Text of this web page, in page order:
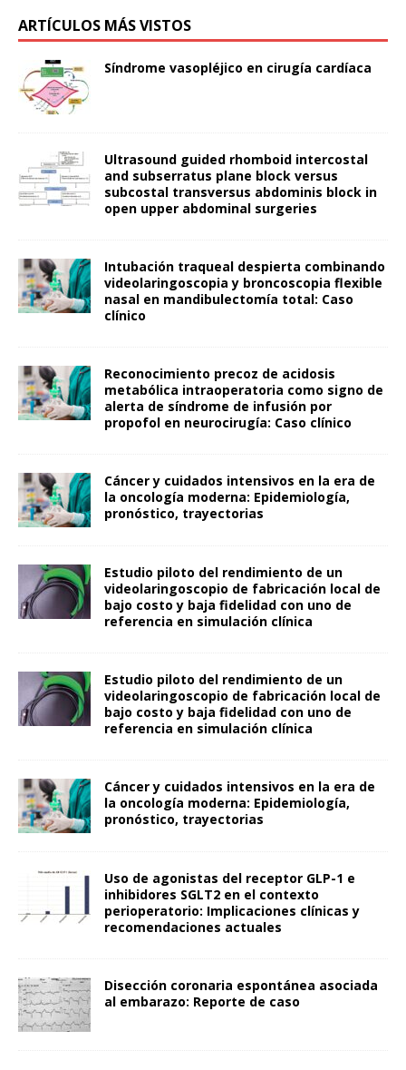
ARTÍCULOS MÁS VISTOS
Síndrome vasopléjico en cirugía cardíaca
Ultrasound guided rhomboid intercostal
and subserratus plane block versus
subcostal transversus abdominis block in
open upper abdominal surgeries
Intubación traqueal despierta combinando
videolaringoscopia y broncoscopia flexible
nasal en mandibulectomía total: Caso
clínico
Reconocimiento precoz de acidosis
metabólica intraoperatoria como signo de
alerta de síndrome de infusión por
propofol en neurocirugía: Caso clínico
Cáncer y cuidados intensivos en la era de
la oncología moderna: Epidemiología,
pronóstico, trayectorias
Estudio piloto del rendimiento de un
videolaringoscopio de fabricación local de
bajo costo y baja fidelidad con uno de
referencia en simulación clínica
Estudio piloto del rendimiento de un
videolaringoscopio de fabricación local de
bajo costo y baja fidelidad con uno de
referencia en simulación clínica
Cáncer y cuidados intensivos en la era de
la oncología moderna: Epidemiología,
pronóstico, trayectorias
Uso de agonistas del receptor GLP-1 e
inhibidores SGLT2 en el contexto
perioperatorio: Implicaciones clínicas y
recomendaciones actuales
Disección coronaria espontánea asociada
al embarazo: Reporte de caso